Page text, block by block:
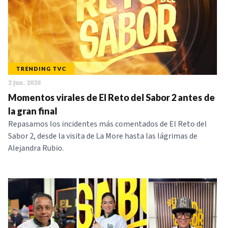
TRENDING TVC
2 jun. 2026
Momentos virales de El Reto del Sabor 2 antes de
la gran final
Repasamos los incidentes más comentados de El Reto del
Sabor 2, desde la visita de La More hasta las lágrimas de
Alejandra Rubio.